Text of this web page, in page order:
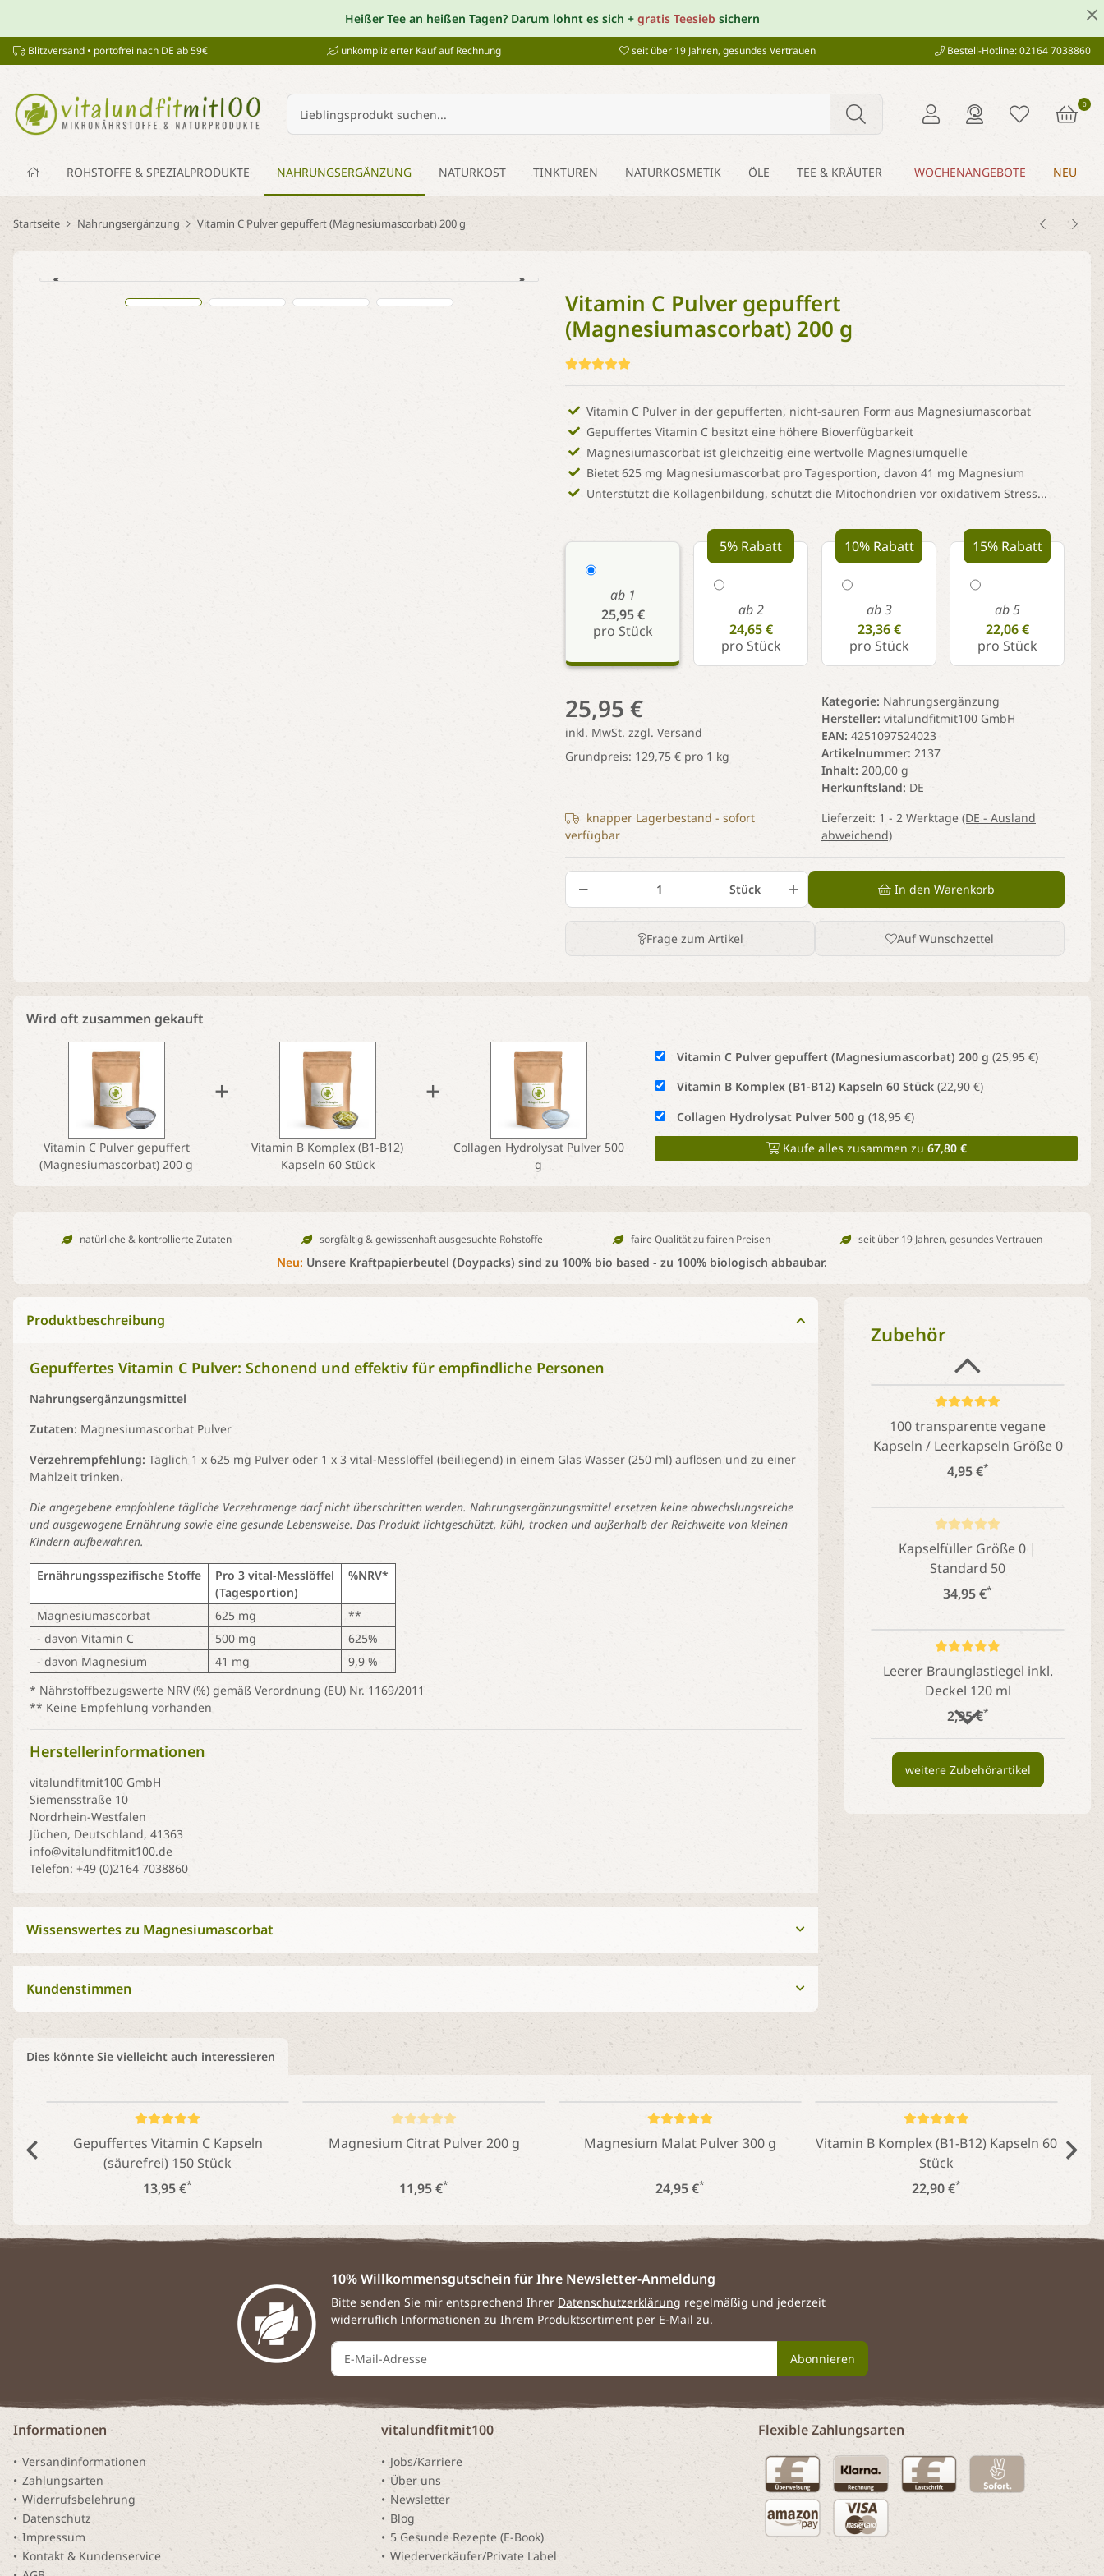
Heißer Tee an heißen Tagen? Darum lohnt es sich + gratis Teesieb sichern
Blitzversand • portofrei nach DE ab 59€ unkomplizierter Kauf auf Rechnung seit über 19 Jahren, gesundes Vertrauen Bestell-Hotline: 02164 7038860
ROHSTOFFE & SPEZIALPRODUKTE NAHRUNGSERGÄNZUNG NATURKOST TINKTUREN NATURKOSMETIK ÖLE TEE & KRÄUTER WOCHENANGEBOTE NEU
0
Startseite Nahrungsergänzung Vitamin C Pulver gepuffert (Magnesiumascorbat) 200 g
Vitamin C Pulver gepuffert
(Magnesiumascorbat) 200 g
Inhalt 200,00 g
Hersteller vitalundfitmit100 GmbH
Artikelnummer 2137
EAN 4251097524023
Herkunftsland DE
Kategorie Nahrungsergänzung
Vitamin C Pulver in der gepufferten, nicht-sauren Form aus Magnesiumascorbat
Gepuffertes Vitamin C besitzt eine höhere Bioverfügbarkeit
Magnesiumascorbat ist gleichzeitig eine wertvolle Magnesiumquelle
Bietet 625 mg Magnesiumascorbat pro Tagesportion, davon 41 mg Magnesium
Unterstützt die Kollagenbildung, schützt die Mitochondrien vor oxidativem Stress...
25,95 €
inkl. MwSt. zzgl. Versand
Grundpreis: 129,75 € pro 1 kg
Frage zum Artikel Auf Wunschzettel
Stück In den Warenkorb
knapper Lagerbestand - sofort
verfügbar
Lieferzeit: 1 - 2 Werktage (DE - Ausland
abweichend)
ab 1
25,95 €
pro Stück
5% Rabatt
ab 2
24,65 €
pro Stück
10% Rabatt
ab 3
23,36 €
pro Stück
15% Rabatt
ab 5
22,06 €
pro Stück
Wird oft zusammen gekauft
Vitamin C Pulver gepuffert
(Magnesiumascorbat) 200 g
+
Vitamin B Komplex (B1-B12)
Kapseln 60 Stück
+
Collagen Hydrolysat Pulver 500
g
Vitamin C Pulver gepuffert (Magnesiumascorbat) 200 g (25,95 €)
Vitamin B Komplex (B1-B12) Kapseln 60 Stück (22,90 €)
Collagen Hydrolysat Pulver 500 g (18,95 €)
Kaufe alles zusammen zu 67,80 €
natürliche & kontrollierte Zutaten sorgfältig & gewissenhaft ausgesuchte Rohstoffe faire Qualität zu fairen Preisen seit über 19 Jahren, gesundes Vertrauen
Neu: Unsere Kraftpapierbeutel (Doypacks) sind zu 100% bio based - zu 100% biologisch abbaubar.
Produktbeschreibung
Gepuffertes Vitamin C Pulver: Schonend und effektiv für empfindliche Personen
Nahrungsergänzungsmittel
Zutaten: Magnesiumascorbat Pulver
Verzehrempfehlung: Täglich 1 x 625 mg Pulver oder 1 x 3 vital-Messlöffel (beiliegend) in einem Glas Wasser (250 ml) auflösen und zu einer
Mahlzeit trinken.
Die angegebene empfohlene tägliche Verzehrmenge darf nicht überschritten werden. Nahrungsergänzungsmittel ersetzen keine abwechslungsreiche
und ausgewogene Ernährung sowie eine gesunde Lebensweise. Das Produkt lichtgeschützt, kühl, trocken und außerhalb der Reichweite von kleinen
Kindern aufbewahren.
Ernährungsspezifische Stoffe
Pro 3 vital-Messlöffel
(Tagesportion)
%NRV*
Magnesiumascorbat 625 mg
**
- davon Vitamin C
500 mg
625%
- davon Magnesium
41 mg
9,9 %
* Nährstoffbezugswerte NRV (%) gemäß Verordnung (EU) Nr. 1169/2011
** Keine Empfehlung vorhanden
Herstellerinformationen
vitalundfitmit100 GmbH
Siemensstraße 10
Nordrhein-Westfalen
Jüchen, Deutschland, 41363
info@vitalundfitmit100.de
Telefon: +49 (0)2164 7038860
Wissenswertes zu Magnesiumascorbat
Kundenstimmen
Zubehör
100 transparente vegane
Kapseln / Leerkapseln Größe 0
4,95 €*
Kapselfüller Größe 0 |
Standard 50
34,95 €*
Leerer Braunglastiegel inkl.
Deckel 120 ml
2,95 €*
Leerer Braunglastiegel inkl.
Deckel 500 ml
Schöner Dosierlöffel aus
Buchenholz
vital-Messlöffel weiss aus
Polystyrol (Normal)
*
weitere Zubehörartikel
Dies könnte Sie vielleicht auch interessieren
Gepuffertes Vitamin C Kapseln
(säurefrei) 150 Stück
13,95 €*
Magnesium Citrat Pulver 200 g
11,95 €*
Magnesium Malat Pulver 300 g
24,95 €*
Vitamin B Komplex (B1-B12) Kapseln 60
Stück
22,90 €*
Informationen
Versandinformationen
Zahlungsarten
Widerrufsbelehrung
Datenschutz
Impressum
Kontakt & Kundenservice
vitalundfitmit100
Jobs/Karriere
Über uns
Newsletter
Blog
5 Gesunde Rezepte (E-Book)
Wiederverkäufer/Private Label
Flexible Zahlungsarten
10% Willkommensgutschein für Ihre Newsletter-Anmeldung
Bitte senden Sie mir entsprechend Ihrer Datenschutzerklärung regelmäßig und jederzeit
widerruflich Informationen zu Ihrem Produktsortiment per E-Mail zu.
Abonnieren